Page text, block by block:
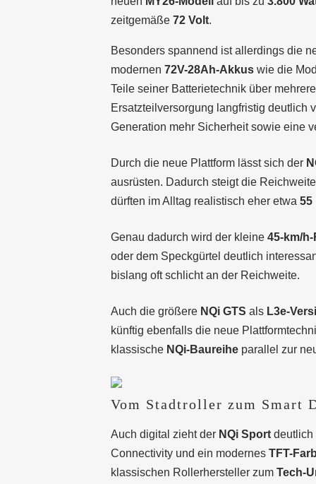
zeitgemäße 72 Volt.
Besonders spannend ist allerdings die
modernen 72V-28Ah-Akkuswie die
Teile seiner Batterietechnik über
Ersatzteilversorgung langfristig deutlich
Generation mehr Sicherheit sowie eine
Durch die neue Plattform lässt sich der
ausrüsten. Dadurch steigt die
dürften im Alltag realistisch eher etwa 55
Genau dadurch wird der kleine 45-km/
oder dem Speckgürtel deutlich
bislang oft schlicht an der Reichweite.
Auch die größere NQi GTS als L3e-
künftig ebenfalls die neue
klassische NQi-Baureiheparallel zur
Vom Stadtroller zum Smart
Auch digital zieht der NQi Sportdeutlich
Connectivity und ein modernes TFT-
klassischen Rollerhersteller zum Tech-